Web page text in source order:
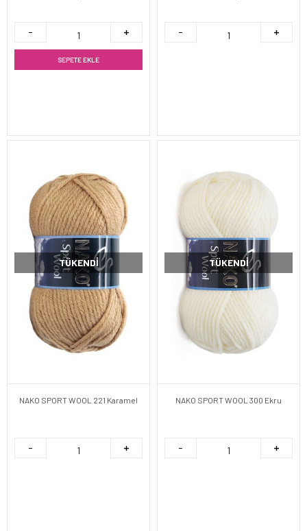
SEPETE EKLE
TÜKENDI
NAKO SPORT WOOL 221 Karamel
TÜKENDI
NAKO SPORT WOOL 300 Ekru